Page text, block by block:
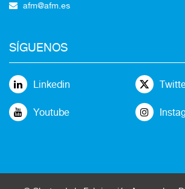
afm@afm.es
SÍGUENOS
Linkedin
Youtube